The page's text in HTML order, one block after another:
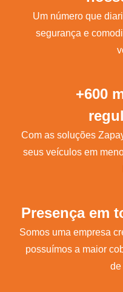
Um número que
segurança e
+600
Com as soluções
seus veículos em
Presença em
Somos uma empresa
possuímos a maior
de